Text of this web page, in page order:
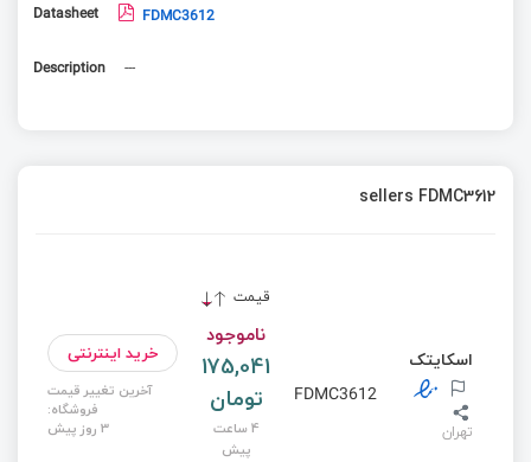
Datasheet FDMC3612
Description ---
sellers FDMC3612
قیمت
اسکایتک
تهران
FDMC3612
ناموجود
175,041
تومان
4 ساعت
پیش
خرید اینترنتی
آخرین تغییر قیمت
فروشگاه:
3 روز پیش